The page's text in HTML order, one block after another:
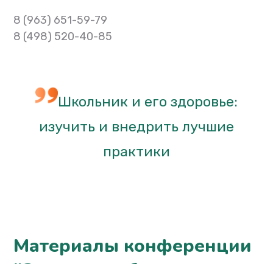
8 (963) 651-59-79
8 (498) 520-40-85
Школьник и его здоровье:
изучить и внедрить лучшие
практики
Материалы конференции